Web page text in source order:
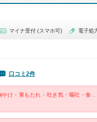
マイナ受付 (スマホ可) 電子処
口コミ2件